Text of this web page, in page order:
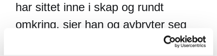
har sittet inne i skap og rundt
omkring, sier han og avbryter seg